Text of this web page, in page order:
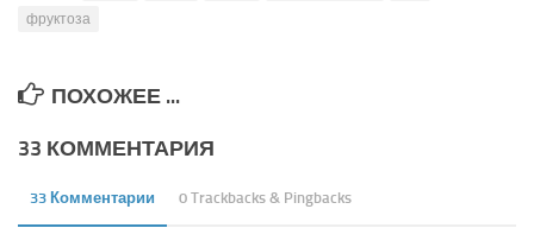
фруктоза
ПОХОЖЕЕ ...
33 КОММЕНТАРИЯ
33 Комментарии 0 Trackbacks & Pingbacks